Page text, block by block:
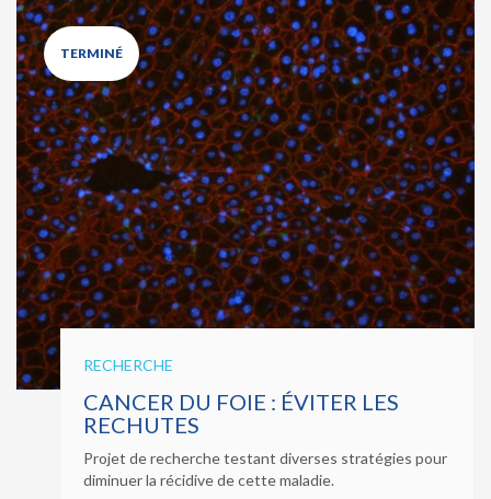
TERMINÉ
RECHERCHE
CANCER DU FOIE : ÉVITER LES
RECHUTES
Projet de recherche testant diverses stratégies pour
diminuer la récidive de cette maladie.